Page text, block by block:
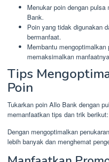
Menukar poin dengan
Bank.
Poin yang tidak digunakan
bermanfaat.
Membantu mengoptimalkan
memaksimalkan
Tips
Poin
Tukarkan poin Allo Bank dengan
memanfaatkan tips dan trik berikut:
Dengan mengoptimalkan
lebih banyak dan menghemat